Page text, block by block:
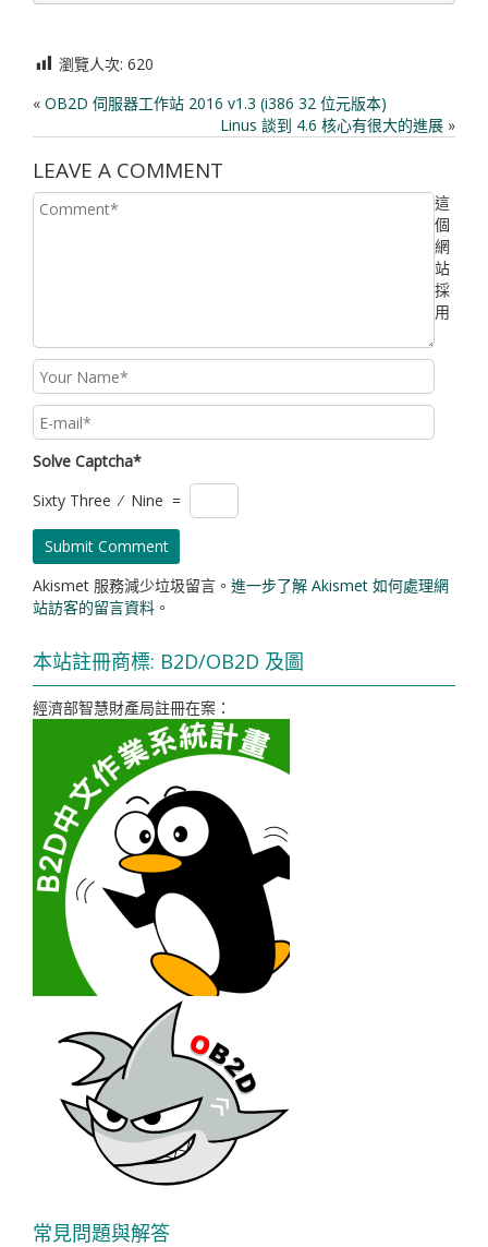
瀏覽人次: 620
« OB2D 伺服器工作站 2016 v1.3 (i386 32 位元版本)
Linus 談到 4.6 核心有很大的進展 »
LEAVE A COMMENT
Solve Captcha*
Sixty Three ⁄ Nine =
這
個
網
站
採
用
Akismet 服務減少垃圾留言。 進一步了解 Akismet 如何處理網
站訪客的留言資料 。
本站註冊商標: B2D/OB2D 及圖
經濟部智慧財產局註冊在案：
常見問題與解答